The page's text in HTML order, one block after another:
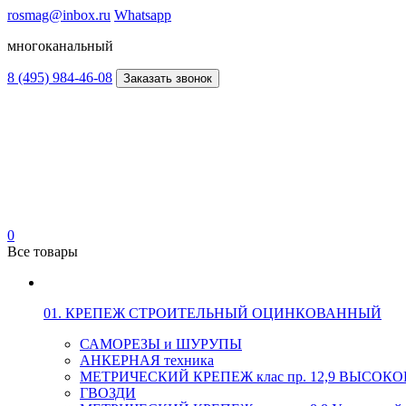
rosmag@inbox.ru Whatsapp
многоканальный
8 (495) 984-46-08 Заказать звонок
0
Все товары
01. КРЕПЕЖ СТРОИТЕЛЬНЫЙ ОЦИНКОВАННЫЙ
САМОРЕЗЫ и ШУРУПЫ
АНКЕРНАЯ техника
МЕТРИЧЕСКИЙ КРЕПЕЖ клас пр. 12,9
ГВОЗДИ